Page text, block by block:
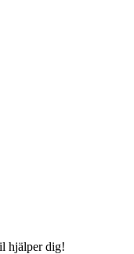
hjälper dig!